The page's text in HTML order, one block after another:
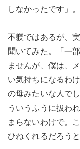
しなかったです」。
不躾ではあるが、
聞いてみた。「一
ませんが、僕は、
い気持ちになるわ
の母みたいな人で
ういうふうに扱わ
まらないわけで。
ひねくれるだろう